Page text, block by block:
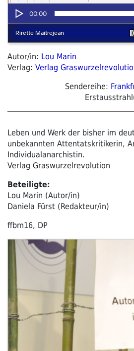
Autor/in: Lou Marin
Verlag: Verlag
Sendereihe:
Leben und Werk der bisher im
unbekannten Attentatskritikerin,
Individualanarchistin.
Verlag Graswurzelrevolution
Beteiligte:
Lou Marin (Autor/in)
Daniela Fürst (Redakteur/in)
ffbm16, DP